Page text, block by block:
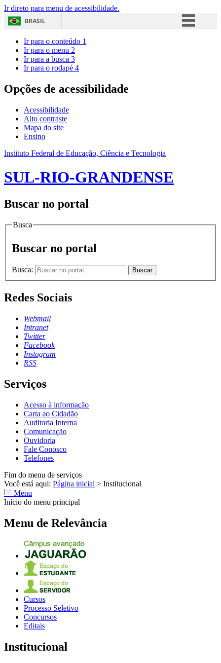
Ir direto para menu de acessibilidade.
BRASIL
Acesso à informação
Ir para o conteúdo 1
Ir para o menu 2
Ir para a busca 3
Ir para o rodapé 4
Opções de acessibilidade
Acessibilidade
Alto contraste
Mapa do site
Ensino
Instituto Federal de Educação, Ciência e Tecnologia
SUL-RIO-GRANDENSE
Buscar no portal
Busca
Buscar no portal
Busca: Buscar
Redes Sociais
Webmail
Intranet
Twitter
Facebook
Instagram
RSS
Serviços
Acesso à informação
Carta ao Cidadão
Auditoria Interna
Comunicação
Ouvidoria
Fale Conosco
Telefones
Fim do menu de serviços
Você está aqui: Página inicial > Institucional
Menu
Início do menu principal
Menu de Relevância
Cursos
Processo Seletivo
Concursos
Editais
Institucional